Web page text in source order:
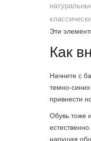
Эти
Как
Начните с
привнести
Обувь тоже
нарушая